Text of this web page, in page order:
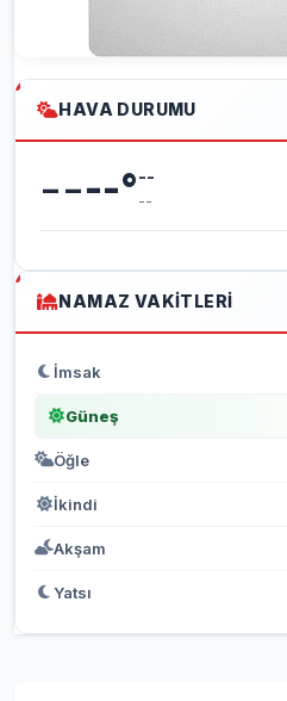
HAVA DURUMU
----°--
--
NAMAZ VAKITLERI
İmsak
Güneş
Öğle
İkindi
Akşam
Yatsı